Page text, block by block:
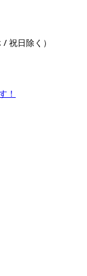
祝日除く）
！